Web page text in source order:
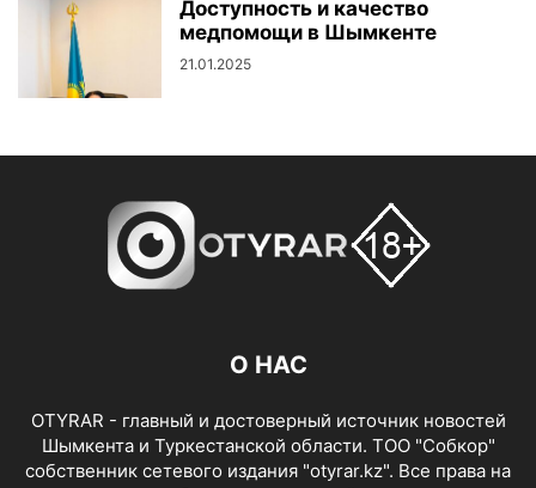
Доступность и качество
медпомощи в Шымкенте
21.01.2025
О НАС
OTYRAR - главный и достоверный источник новостей
Шымкента и Туркестанской области. ТОО "Собкор"
собственник сетевого издания "otyrar.kz". Все права на